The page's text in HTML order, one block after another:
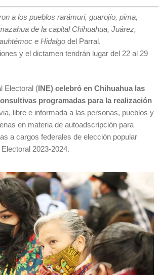
a los pueblos rarámuri, guarojío, pima,
de la capital Chihuahua, Juárez,
e Hidalgo del Parral.
y el dictamen tendrán lugar del 22 al 29
Electoral ( INE) celebró en Chihuahua las
programadas para la realización
libre e informada a las personas, pueblos y
en materia de autoadscripción para
a cargos federales de elección popular
2023-2024.